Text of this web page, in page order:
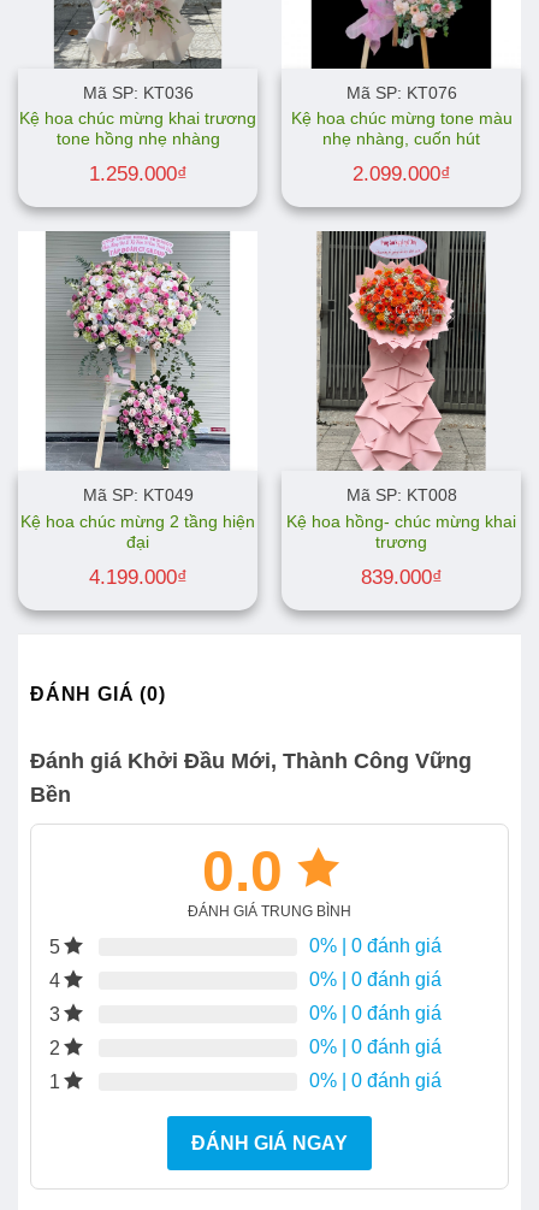
Mã SP: KT036
Kệ hoa chúc mừng khai trương
tone hồng nhẹ nhàng
1.259.000₫
Mã SP: KT076
Kệ hoa chúc mừng tone màu
nhẹ nhàng, cuốn hút
2.099.000₫
Mã SP: KT049
Kệ hoa chúc mừng 2 tầng hiện
đại
4.199.000₫
Mã SP: KT008
Kệ hoa hồng- chúc mừng khai
trương
839.000₫
ĐÁNH GIÁ (0)
Đánh giá Khởi Đầu Mới, Thành Công Vững
Bền
0.0
ĐÁNH GIÁ TRUNG BÌNH
5 0% | 0 đánh giá
4
0% | 0 đánh giá
3
0% | 0 đánh giá
2
0% | 0 đánh giá
1
0% | 0 đánh giá
ĐÁNH GIÁ NGAY